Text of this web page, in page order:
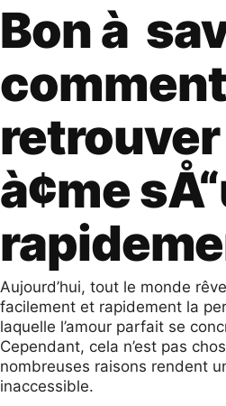
Bon à
comment
à¢me
Aujourd’hui, tout le monde
facilement et rapidement la
laquelle l’amour parfait se
Cependant, cela n’est pas
nombreuses raisons rendent
inaccessible.